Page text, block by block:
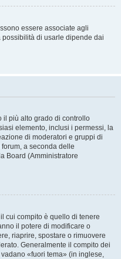
essere associate agli
di usarle dipende dai
il più alto grado di controllo
elemento, inclusi i permessi, la
di moderatori e gruppi di
a seconda delle
Board (Amministratore
cui compito è quello di tenere
il potere di modificare o
riaprire, spostare o rimuovere
Generalmente il compito dei
«fuori tema» (in inglese,